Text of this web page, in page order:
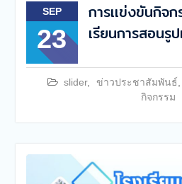
SEP
23
การเเข่งขันกิจ
เรียนการสอนรู
slider, ข่าวประชาสัมพันธ์
กิจกรรม